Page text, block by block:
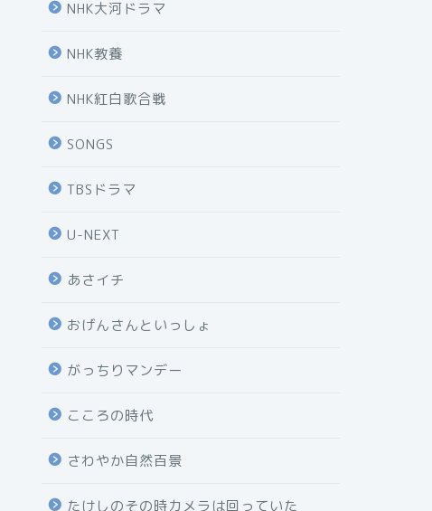
NHK大河ドラマ
NHK教養
NHK紅白歌合戦
SONGS
TBSドラマ
U-NEXT
あさイチ
おげんさんといっしょ
がっちりマンデー
こころの時代
さわやか自然百景
たけしのその時カメラは回っていた